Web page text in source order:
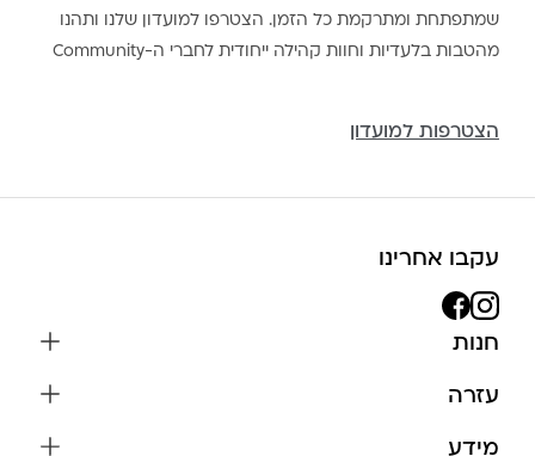
שמתפתחת ומתרקמת כל הזמן. הצטרפו למועדון שלנו ותהנו
מהטבות בלעדיות וחוות קהילה ייחודית לחברי ה-Community
הצטרפות למועדון
עקבו אחרינו
חנות
עזרה
מידע